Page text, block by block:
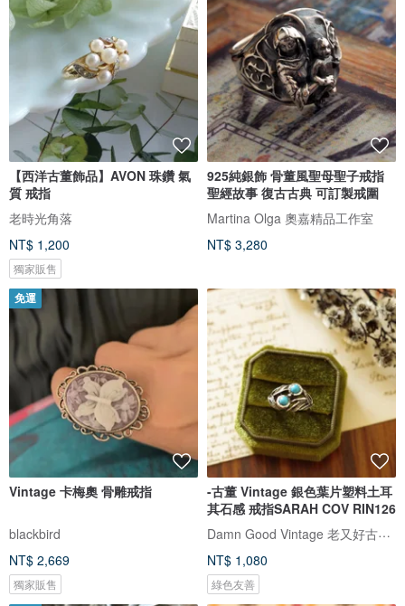
【西洋古董飾品】AVON 珠鑽 氣
質 戒指
老時光角落
NT$ 1,200
獨家販售
925純銀飾 骨董風聖母聖子戒指
聖經故事 復古古典 可訂製戒圍
Martina Olga 奧嘉精品工作室
NT$ 3,280
免運
Vintage 卡梅奧 骨雕戒指
blackbird
NT$ 2,669
獨家販售
-古董 Vintage 銀色葉片塑料土耳
其石感 戒指SARAH COV RIN126
Damn Good Vintage 老又好古董珠寶
NT$ 1,080
綠色友善